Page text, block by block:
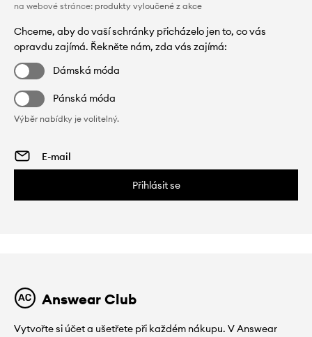
na webové stránce: produkty vyloučené z akce
Chceme, aby do vaší schránky přicházelo jen to, co vás
opravdu zajímá. Řekněte nám, zda vás zajímá:
Dámská móda
Pánská móda
Výběr nabídky je volitelný.
Přihlásit se
Answear Club
Vytvořte si účet a ušetřete při každém nákupu. V Answear